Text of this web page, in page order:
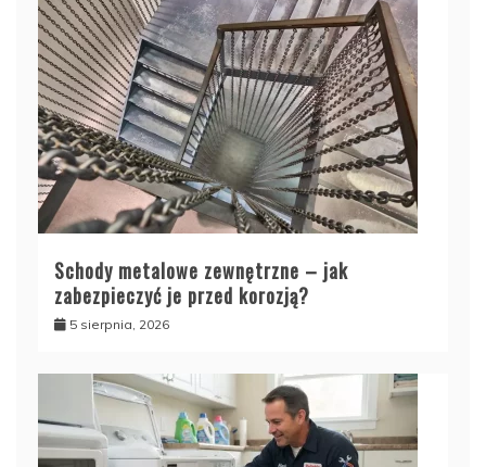
Schody metalowe zewnętrzne – jak
zabezpieczyć je przed korozją?
5 sierpnia, 2026